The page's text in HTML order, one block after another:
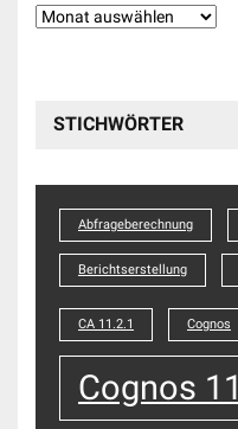
Beitragshistorie
STICHWÖRTER
Abfrageberechnung
Berichtserstellung
CA 11.2.1 Cognos
Cognos 11